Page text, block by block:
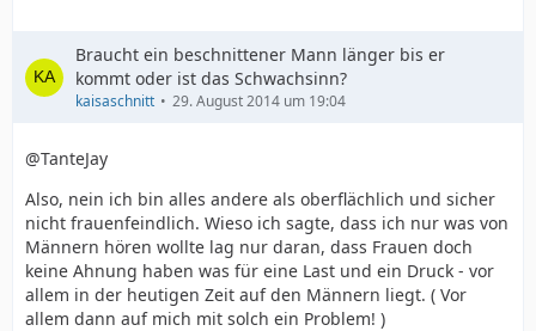
Braucht ein beschnittener Mann länger bis er
kommt oder ist das Schwachsinn?
kaisaschnitt 29. August 2014 um 19:04
@TanteJay
Also, nein ich bin alles andere als oberflächlich und sicher
nicht frauenfeindlich. Wieso ich sagte, dass ich nur was von
Männern hören wollte lag nur daran, dass Frauen doch
keine Ahnung haben was für eine Last und ein Druck - vor
allem in der heutigen Zeit auf den Männern liegt. ( Vor
allem dann auf mich mit solch ein Problem! )